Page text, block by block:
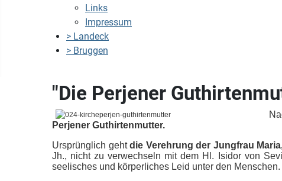
Links
Impressum
> Landeck
> Bruggen
"Die Perjener
Perjener Guthirtenmutter.
Ursprünglich gehtdie Verehrung der Jungfrau
Jh., nicht zu verwechseln mit dem Hl. Isidor von
seelisches und körperliches Leid unter den